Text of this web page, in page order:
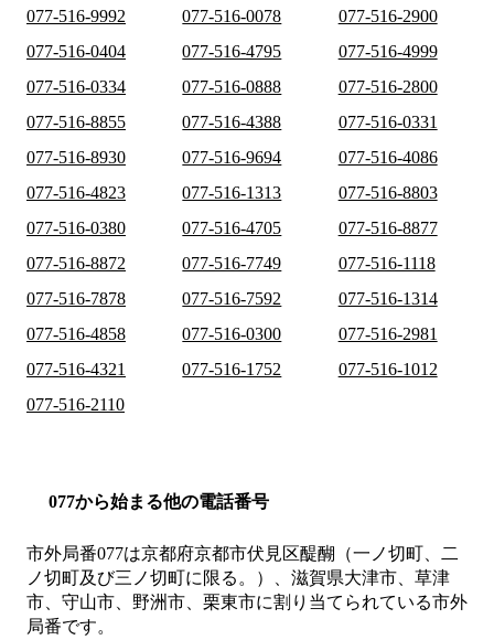
077-516-9992
077-516-0078
077-516-2900
077-516-0404
077-516-4795
077-516-4999
077-516-0334
077-516-0888
077-516-2800
077-516-8855
077-516-4388
077-516-0331
077-516-8930
077-516-9694
077-516-4086
077-516-4823
077-516-1313
077-516-8803
077-516-0380
077-516-4705
077-516-8877
077-516-8872
077-516-7749
077-516-1118
077-516-7878
077-516-7592
077-516-1314
077-516-4858
077-516-0300
077-516-2981
077-516-4321
077-516-1752
077-516-1012
077-516-2110
077から始まる他の電話番号
市外局番077は京都府京都市伏見区醍醐（一ノ切町、二
ノ切町及び三ノ切町に限る。）、滋賀県大津市、草津
市、守山市、野洲市、栗東市に割り当てられている市外
局番です。